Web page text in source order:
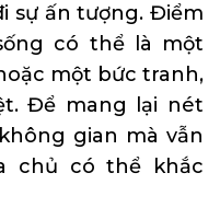
sự ấn tượng. Điểm
có thể là một
một bức tranh,
Để mang lại nét
gian mà vẫn
chủ có thể khắc